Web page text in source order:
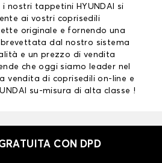
i nostri tappetini HYUNDAI
si
ai vostri coprisedili
originale e fornendo una
dal nostro sistema
e un prezzo di vendita
che oggi siamo leader nel
vendita di coprisedili on-line e
su-misura di alta classe !
CON DPD